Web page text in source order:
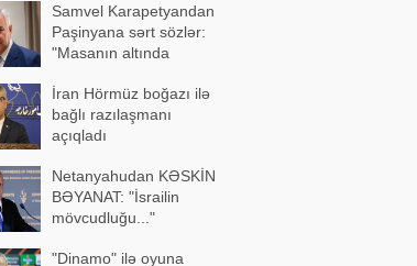
Samvel Karapetyandan
Paşinyana sərt sözlər:
"Masanın altında
İran Hörmüz boğazı ilə
bağlı razılaşmanı
açıqladı
Netanyahudan KƏSKİN
BƏYANAT: "İsrailin
mövcudluğu..."
"Dinamo" ilə oyuna